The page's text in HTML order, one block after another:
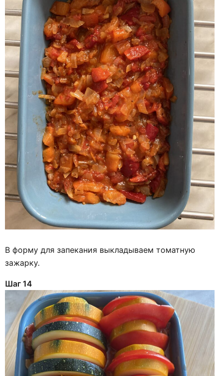
В форму для запекания выкладываем томатную
зажарку.
Шаг 14